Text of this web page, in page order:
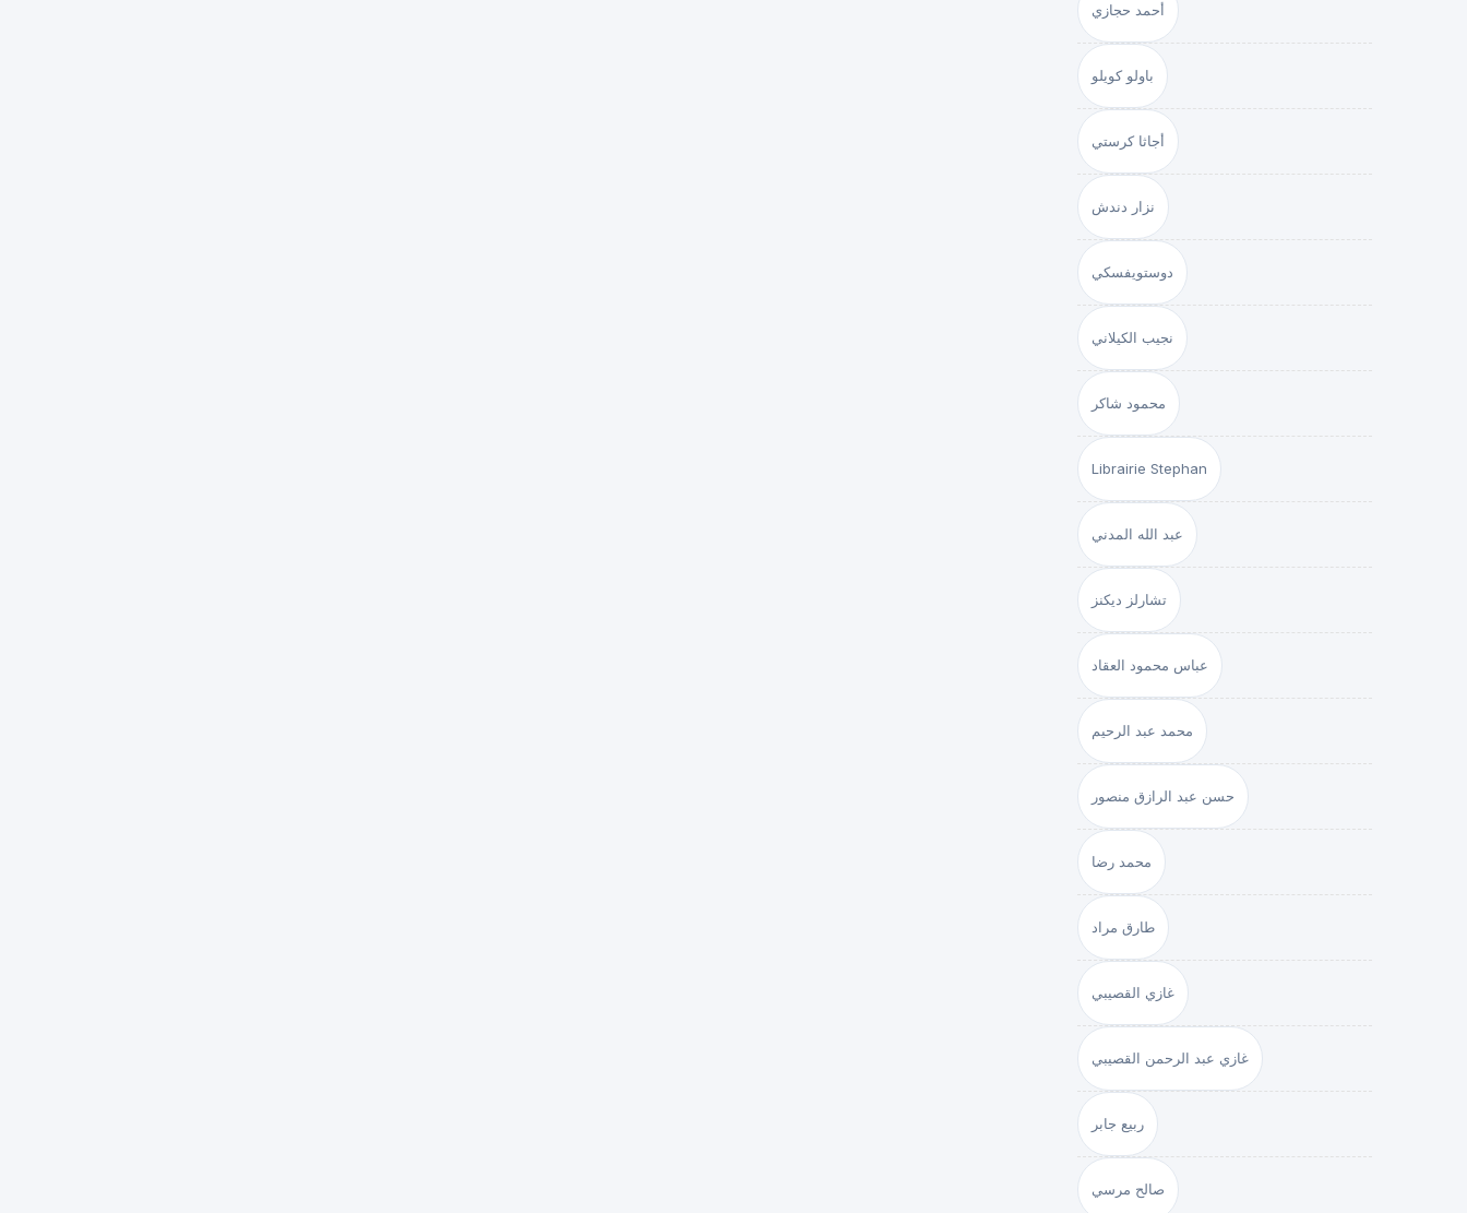
أحمد حجازي
باولو كويلو
أجاثا كرستي
نزار دندش
دوستويفسكي
نجيب الكيلاني
محمود شاكر
Librairie Stephan
عبد الله المدني
تشارلز ديكنز
عباس محمود العقاد
محمد عبد الرحيم
حسن عبد الرازق منصور
محمد رضا
طارق مراد
غازي القصيبي
غازي عبد الرحمن القصيبي
ربيع جابر
صالح مرسي